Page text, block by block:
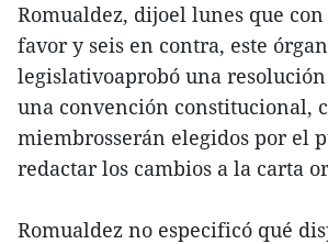
Romualdez, dijoel lunes que con
favor y seis en contra, este
legislativoaprobó una
una convención constitucional,
miembrosserán elegidos por el
redactar los cambios a la carta
Romualdez no especificó qué